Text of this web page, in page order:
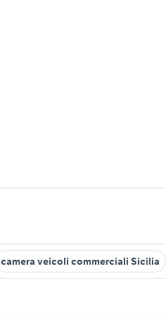
camera veicoli commerciali Sicilia